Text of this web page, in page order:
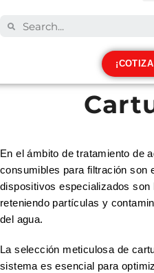
En el ámbito de tratamiento de
consumibles para filtración son
dispositivos especializados son
reteniendo partículas y
del agua.
La selección meticulosa de
sistema es esencial para